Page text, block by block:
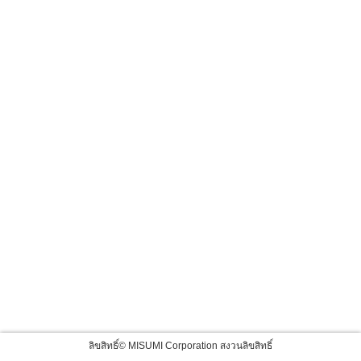
ลิขสิทธิ์© MISUMI Corporation สงวนลิขสิทธิ์